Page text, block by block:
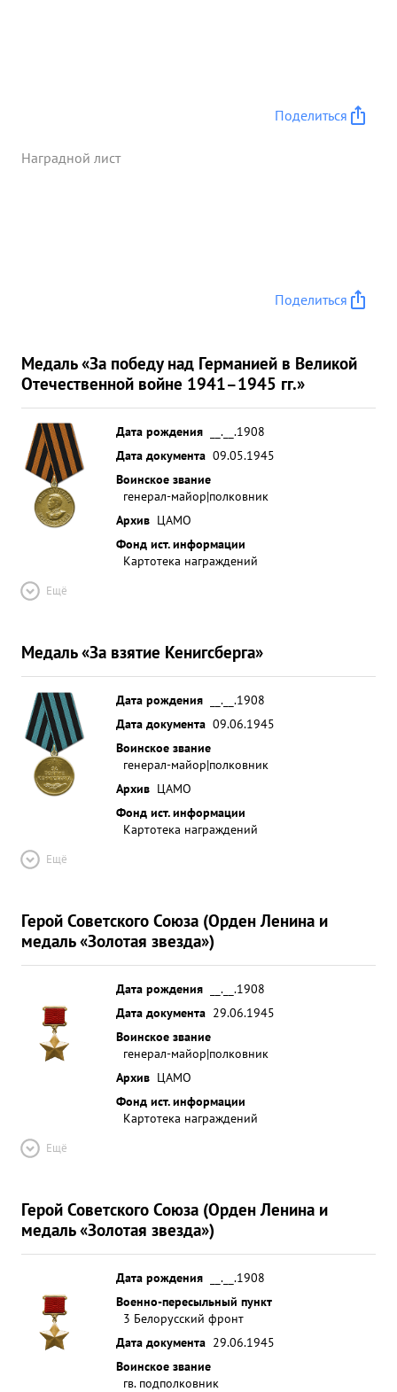
Поделиться
Наградной лист
Поделиться
Медаль «За победу над Германией в Великой
Отечественной войне 1941–1945 гг.»
Дата рождения
__.__.1908
Дата документа 09.05.1945
Воинское звание
генерал-майор|полковник
Архив ЦАМО
Фонд ист. информации
Картотека награждений
Ещё
Медаль «За взятие Кенигсберга»
Дата рождения
__.__.1908
Дата документа 09.06.1945
Воинское звание
генерал-майор|полковник
Архив ЦАМО
Фонд ист. информации
Картотека награждений
Ещё
Герой Советского Союза (Орден Ленина и
медаль «Золотая звезда»)
Дата рождения
__.__.1908
Дата документа 29.06.1945
Воинское звание
генерал-майор|полковник
Архив ЦАМО
Фонд ист. информации
Картотека награждений
Ещё
Герой Советского Союза (Орден Ленина и
медаль «Золотая звезда»)
Дата рождения
__.__.1908
Военно-пересыльный пункт
3 Белорусский фронт
Дата документа 29.06.1945
Воинское звание
гв. подполковник